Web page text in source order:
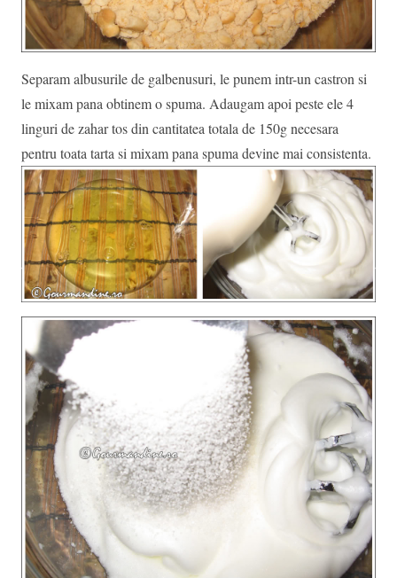
Separam albusurile de galbenusuri, le punem intr-un castron si
le mixam pana obtinem o spuma. Adaugam apoi peste ele 4
linguri de zahar tos din cantitatea totala de 150g necesara
pentru toata tarta si mixam pana spuma devine mai consistenta.